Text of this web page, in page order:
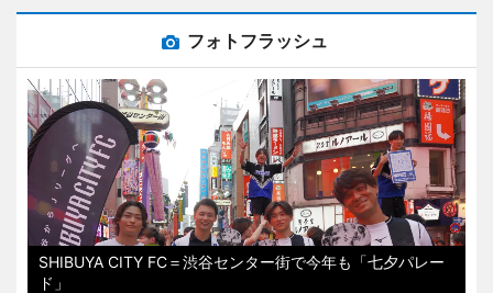
フォトフラッシュ
SHIBUYA CITY FC＝渋谷センター街で今年も「七夕パレー
ド」